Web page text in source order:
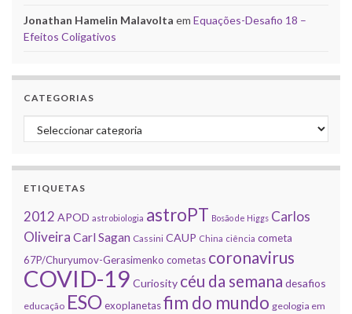
Jonathan Hamelin Malavolta em Equações-Desafio 18 –
Efeitos Coligativos
CATEGORIAS
Categorias
ETIQUETAS
2012 APOD astrobiologia astroPT Bosão de Higgs Carlos
Oliveira Carl Sagan Cassini CAUP China ciência cometa
67P/Churyumov-Gerasimenko cometas coronavirus
COVID-19 Curiosity céu da semana desafios
educação ESOexoplanetasfim do mundo geologia em